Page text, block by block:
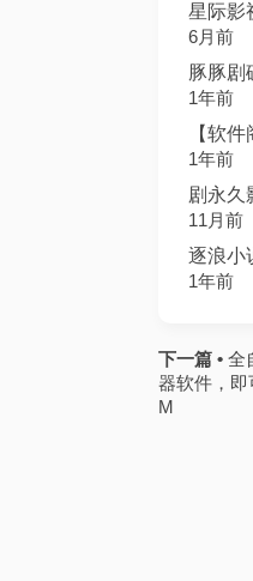
星际影
6月前
豚豚剧
1年前
【软
1年前
剧永久
11月前
逐浪小
1年前
下一篇 • 全
器软件，即
M